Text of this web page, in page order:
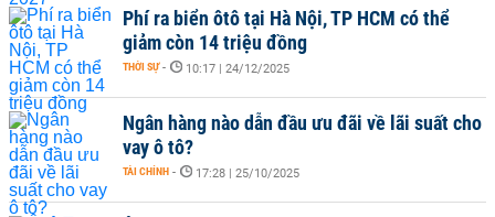
Phí ra biển ôtô tại Hà Nội, TP HCM có thể
giảm còn 14 triệu đồng
THỜI SỰ - 10:17 | 24/12/2025
Ngân hàng nào dẫn đầu ưu đãi về lãi suất cho
vay ô tô?
TÀI CHÍNH - 17:28 | 25/10/2025